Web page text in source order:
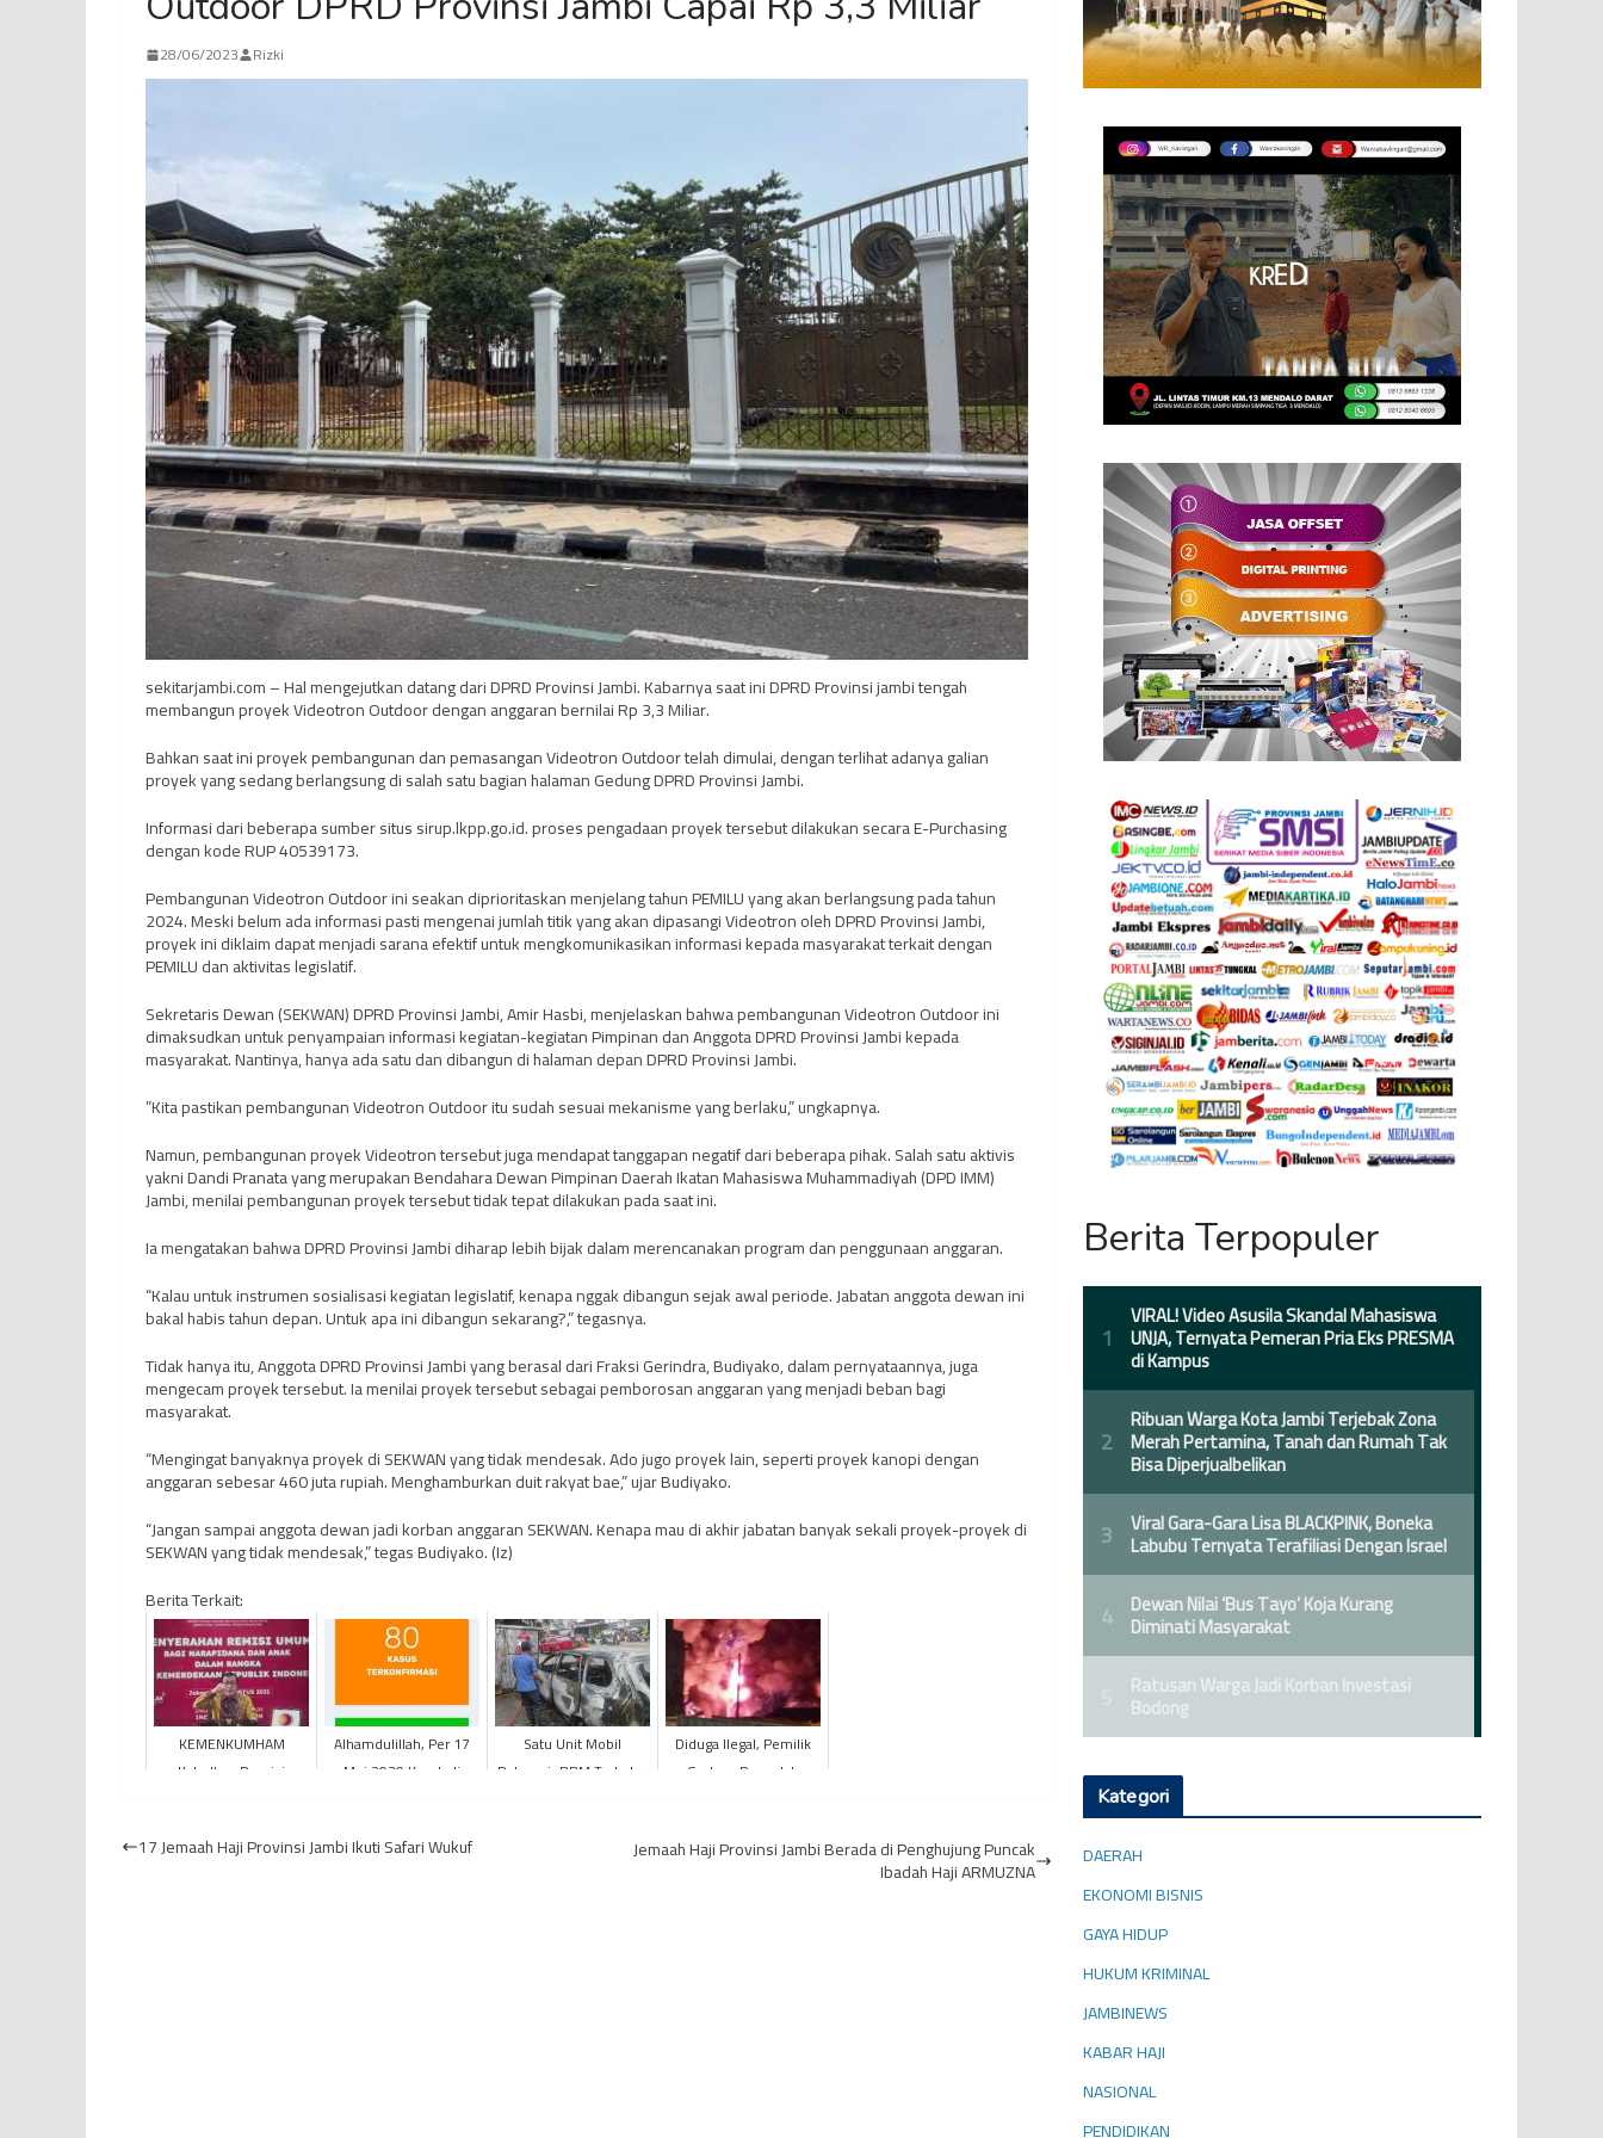
28/06/2023 Rizki
sekitarjambi.com – Hal mengejutkan datang dari DPRD Provinsi Jambi. Kabarnya saat ini DPRD Provinsi jambi tengah
membangun proyek Videotron Outdoor dengan anggaran bernilai Rp 3,3 Miliar.
Bahkan saat ini proyek pembangunan dan pemasangan Videotron Outdoor telah dimulai, dengan terlihat adanya galian
proyek yang sedang berlangsung di salah satu bagian halaman Gedung DPRD Provinsi Jambi.
Informasi dari beberapa sumber situs sirup.lkpp.go.id. proses pengadaan proyek tersebut dilakukan secara E-Purchasing
dengan kode RUP 40539173.
Pembangunan Videotron Outdoor ini seakan diprioritaskan menjelang tahun PEMILU yang akan berlangsung pada tahun
2024. Meski belum ada informasi pasti mengenai jumlah titik yang akan dipasangi Videotron oleh DPRD Provinsi Jambi,
proyek ini diklaim dapat menjadi sarana efektif untuk mengkomunikasikan informasi kepada masyarakat terkait dengan
PEMILU dan aktivitas legislatif.
Sekretaris Dewan (SEKWAN) DPRD Provinsi Jambi, Amir Hasbi, menjelaskan bahwa pembangunan Videotron Outdoor ini
dimaksudkan untuk penyampaian informasi kegiatan-kegiatan Pimpinan dan Anggota DPRD Provinsi Jambi kepada
masyarakat. Nantinya, hanya ada satu dan dibangun di halaman depan DPRD Provinsi Jambi.
”Kita pastikan pembangunan Videotron Outdoor itu sudah sesuai mekanisme yang berlaku,” ungkapnya.
Namun, pembangunan proyek Videotron tersebut juga mendapat tanggapan negatif dari beberapa pihak. Salah satu aktivis
yakni Dandi Pranata yang merupakan Bendahara Dewan Pimpinan Daerah Ikatan Mahasiswa Muhammadiyah (DPD IMM)
Jambi, menilai pembangunan proyek tersebut tidak tepat dilakukan pada saat ini.
Ia mengatakan bahwa DPRD Provinsi Jambi diharap lebih bijak dalam merencanakan program dan penggunaan anggaran.
“Kalau untuk instrumen sosialisasi kegiatan legislatif, kenapa nggak dibangun sejak awal periode. Jabatan anggota dewan ini
bakal habis tahun depan. Untuk apa ini dibangun sekarang?,” tegasnya.
Tidak hanya itu, Anggota DPRD Provinsi Jambi yang berasal dari Fraksi Gerindra, Budiyako, dalam pernyataannya, juga
mengecam proyek tersebut. Ia menilai proyek tersebut sebagai pemborosan anggaran yang menjadi beban bagi
masyarakat.
“Mengingat banyaknya proyek di SEKWAN yang tidak mendesak. Ado jugo proyek lain, seperti proyek kanopi dengan
anggaran sebesar 460 juta rupiah. Menghamburkan duit rakyat bae,” ujar Budiyako.
“Jangan sampai anggota dewan jadi korban anggaran SEKWAN. Kenapa mau di akhir jabatan banyak sekali proyek-proyek di
SEKWAN yang tidak mendesak,” tegas Budiyako. (Iz)
Berita Terkait:
KEMENKUMHAM
Kabulkan Remisi
Alhamdulillah, Per 17
Mei 2020 Kembali
Orang
Satu Unit Mobil
Pelangsir BBM Terbakar
Diduga Ilegal, Pemilik
Gudang Pengolah
17 Jemaah Haji Provinsi Jambi Ikuti Safari Wukuf Jemaah Haji Provinsi Jambi Berada di Penghujung Puncak
Ibadah Haji ARMUZNA
Berita Terpopuler
Kategori
DAERAH
EKONOMI BISNIS
GAYA HIDUP
HUKUM KRIMINAL
JAMBINEWS
KABAR HAJI
NASIONAL
PENDIDIKAN